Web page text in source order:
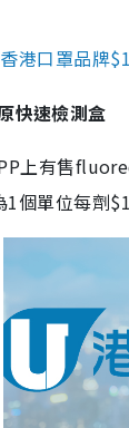
港口罩品牌
快速檢測盒
上有售
個單位每劑